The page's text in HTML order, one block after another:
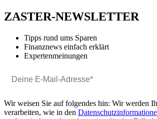
ZASTER-NEWSLETTER
Tipps rund ums Sparen
Finanznews einfach erklärt
Expertenmeinungen
Wir weisen Sie auf folgendes hin: Wir werden
verarbeiten, wie in den